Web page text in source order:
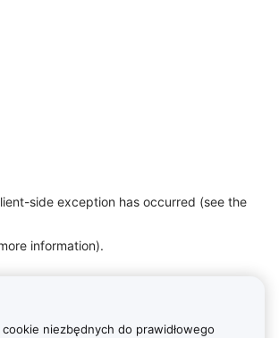
side exception has occurred (see the
information).
niezbędnych do prawidłowego